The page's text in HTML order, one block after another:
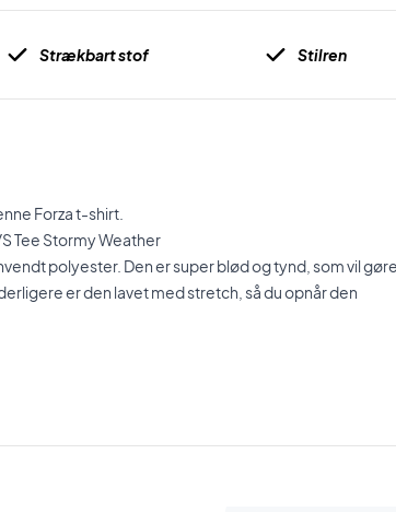
Strækbart stof Stilren
Forza t-shirt.
Tee Stormy Weather
polyester. Den er super blød og tynd, som vil gøre
er den lavet med stretch, så du opnår den